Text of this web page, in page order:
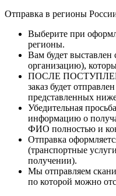
Отправка в регионы
Выберите при
регионы.
Вам будет выставлен
организацию),
ПОСЛЕ
заказ будет
представленных
Убедительная
информацию о
ФИО полностью и
Отправка
(транспортные
получении).
Мы отправляем
по которой можно